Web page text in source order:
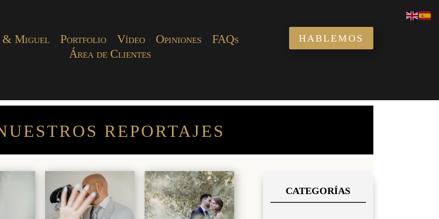
& Miguel Portfolio Vídeo Opiniones
FAQs
Área de Clientes
HABLEMOS
REPORTAJES